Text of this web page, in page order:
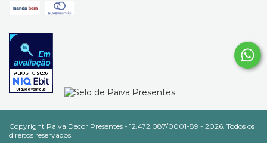
Copyright Paiva Decor Presentes - 12.472.087/0001-89 - 2026. Todos os
direitos reservados.